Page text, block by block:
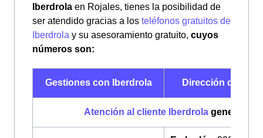
Iberdrola en Rojales, tienes la posibilidad de
ser atendido gracias a los teléfonos gratuitos de
Iberdrola y su asesoramiento gratuito, cuyos
números son:
Gestiones con Iberdrola Dirección de
Atención al cliente Iberdrolageneral